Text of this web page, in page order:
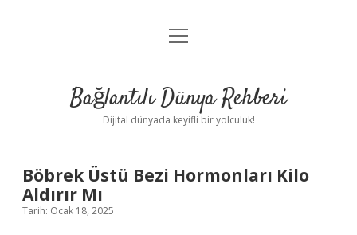
Anasayfa
Yasal Uyarı
menüyü
Bağlantılı Dünya Rehberi
Dijital dünyada keyifli bir yolculuk!
Böbrek Üstü Bezi Hormonları Kilo
Aldırır Mı
Tarih: Ocak 18, 2025